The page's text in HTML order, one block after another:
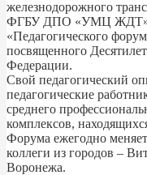
железнодорожного
ФГБУ ДПО «УМЦ ЖДТ»
«Педагогического
посвященного
Федерации.
Свой педагогический
педагогические
среднего
комплексов,
Форума ежегодно
коллеги из городов –
Воронежа.